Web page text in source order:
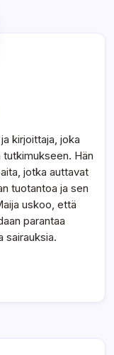
kirjoittaja, joka
Hän
jotka auttavat
tuotantoa ja sen
uskoo, että
parantaa
sairauksia.